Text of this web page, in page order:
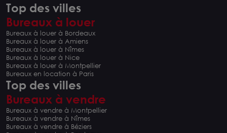
Top des villes
Bureaux à louer
Bureaux à louer à Bordeaux
Bureaux à louer à Amiens
Bureaux à louer à Nîmes
Bureaux à louer à Nice
Bureaux à louer à Montpellier
Bureaux en location à Paris
Top des villes
Bureaux à vendre
Bureaux à vendre à Montpellier
Bureaux à vendre à Nîmes
Bureaux à vendre à Béziers